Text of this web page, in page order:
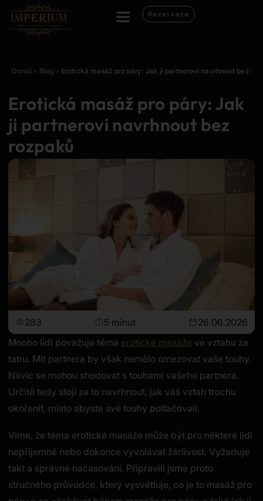
Rezervace
Domů > Blog > Erotická masáž pro páry: Jak ji partnerovi navrhnout bez
Erotická masáž pro páry: Jak
ji partnerovi navrhnout bez
rozpaků
283 5 minut
26.06.2026
Mnoho lidí považuje téma erotické masáže ve vztahu za
tabu. Mít partnera by však nemělo omezovat vaše touhy.
Navíc se mohou shodovat s touhami vašeho partnera.
Určitě tedy stojí za to navrhnout, jak váš vztah trochu
okořenit, místo abyste své touhy potlačovali.
Víme, že téma erotické masáže může být pro některé lidi
nepříjemné nebo dokonce vyvolávat žárlivost. Vyžaduje
takt a správné načasování. Připravili jsme proto
stručného průvodce, který vysvětluje, co je to masáž pro